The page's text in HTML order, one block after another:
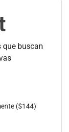
que buscan
($144)